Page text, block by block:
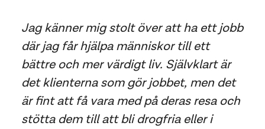
Jag känner mig stolt över att ha ett jobb
där jag får hjälpa människor till ett
bättre och mer värdigt liv. Självklart är
det klienterna som gör jobbet, men det
är fint att få vara med på deras resa och
stötta dem till att bli drogfria eller i